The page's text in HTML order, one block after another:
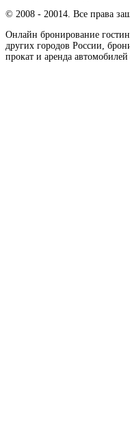
© 2008 - 20014. Все права
Онлайн бронирование
других городов России,
прокат и аренда